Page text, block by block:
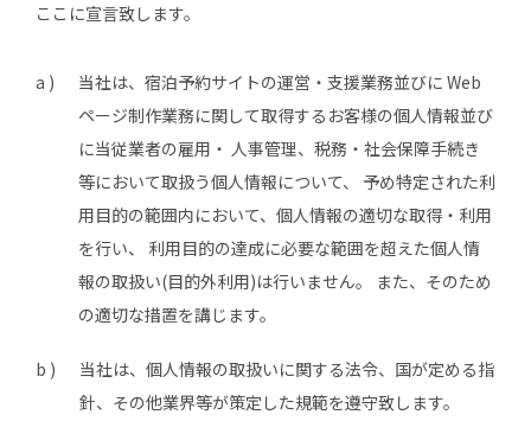
ここに宣言致します。
a )
当社は、宿泊予約サイトの運営・支援業務並びに Web
ページ制作業務に関して取得するお客様の個人情報並び
に当従業者の雇用・ 人事管理、税務・社会保障手続き
等において取扱う個人情報について、 予め特定された利
用目的の範囲内において、個人情報の適切な取得・利用
を行い、 利用目的の達成に必要な範囲を超えた個人情
報の取扱い(目的外利用)は行いません。 また、そのため
の適切な措置を講じます。
b )
当社は、個人情報の取扱いに関する法令、国が定める指
針、その他業界等が策定した規範を遵守致します。